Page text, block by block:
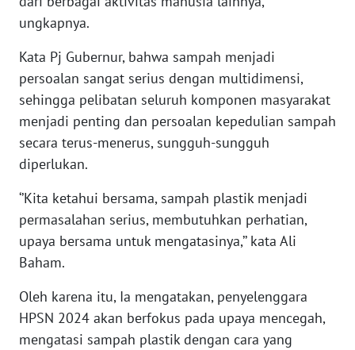
ungkapnya.
Kata Pj Gubernur, bahwa sampah menjadi
persoalan sangat serius dengan multidimensi,
sehingga pelibatan seluruh komponen masyarakat
menjadi penting dan persoalan kepedulian sampah
secara terus-menerus, sungguh-sungguh
diperlukan.
‘’Kita ketahui bersama, sampah plastik menjadi
permasalahan serius, membutuhkan perhatian,
upaya bersama untuk mengatasinya,’’ kata Ali
Baham.
Oleh karena itu, Ia mengatakan, penyelenggara
HPSN 2024 akan berfokus pada upaya mencegah,
mengatasi sampah plastik dengan cara yang
WN
NTB
WN
SULTENG
WN
SULBAR
WN
WN
SUMBAR